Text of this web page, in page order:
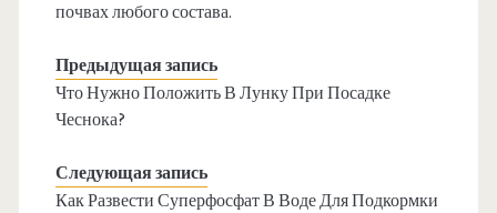
почвах любого состава.
Предыдущая запись
Что Нужно Положить В Лунку При Посадке
Чеснока?
Следующая запись
Как Развести Суперфосфат В Воде Для Подкормки